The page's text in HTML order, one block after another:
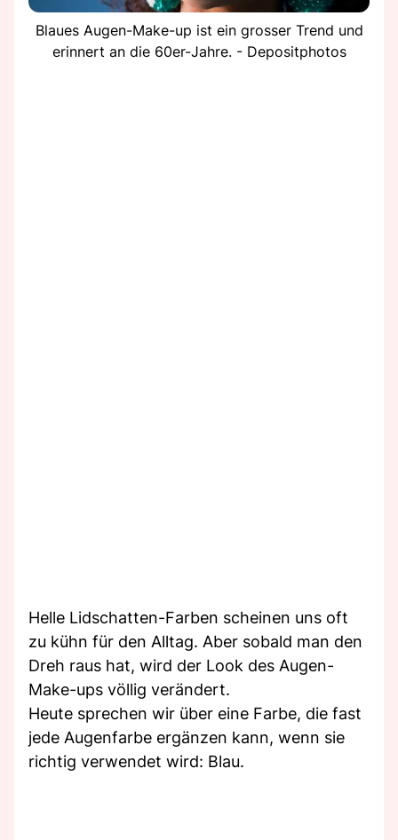
Blaues Augen-Make-up ist ein grosser Trend und
erinnert an die 60er-Jahre. - Depositphotos
Helle Lidschatten-Farben scheinen uns oft
zu kühn für den Alltag. Aber sobald man den
Dreh raus hat, wird der Look des Augen-
Make-ups völlig verändert.
Heute sprechen wir über eine Farbe, die fast
jede Augenfarbe ergänzen kann, wenn sie
richtig verwendet wird: Blau.